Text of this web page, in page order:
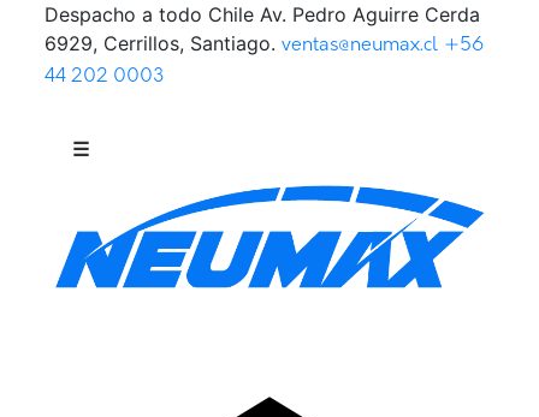
Saltar al contenido
Despacho a todo Chile Av. Pedro Aguirre Cerda
6929, Cerrillos, Santiago. ventas@neumax.cl +56
44 202 0003
☰